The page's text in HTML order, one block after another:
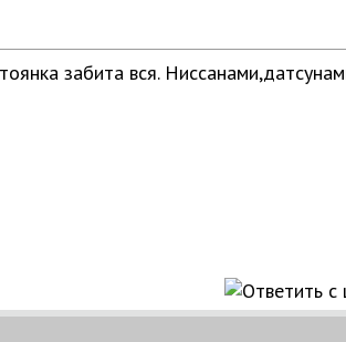
забита вся.